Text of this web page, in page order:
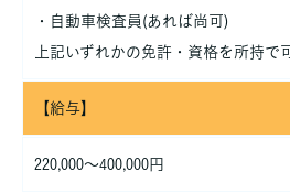
・自動車検査員(あれば尚可)
上記いずれかの免許・資格を所持で可
【給与】
220,000～400,000円